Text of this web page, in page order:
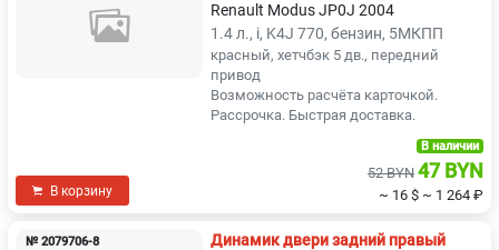
Renault Modus JP0J 2004
1.4 л., i, K4J 770, бензин, 5МКПП
красный, хетчбэк 5 дв., передний
привод
Возможность расчёта карточкой.
Рассрочка. Быстрая доставка.
В корзину
В наличии
52 BYN 47 BYN
~ 16 $ ~ 1 264 ₽
№ 2079706-8
Динамик двери задний правый